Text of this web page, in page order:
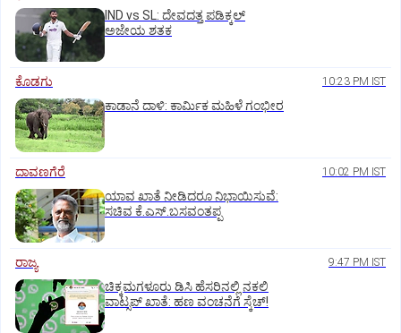
IND vs SL: ದೇವದತ್ತ ಪಡಿಕ್ಕಲ್‌
ಅಜೇಯ ಶತಕ
ಕೊಡಗು 10:23 PM IST
ಕಾಡಾನೆ ದಾಳಿ: ಕಾರ್ಮಿಕ ಮಹಿಳೆ ಗಂಭೀರ
ದಾವಣಗೆರೆ 10:02 PM IST
ಯಾವ ಖಾತೆ ನೀಡಿದರೂ ನಿಭಾಯಿಸುವೆ:
ಸಚಿವ ಕೆ.ಎಸ್.ಬಸವಂತಪ್ಪ
ರಾಜ್ಯ 9:47 PM IST
ಚಿಕ್ಕಮಗಳೂರು ಡಿಸಿ ಹೆಸರಿನಲ್ಲಿ ನಕಲಿ
ವಾಟ್ಸಪ್ ಖಾತೆ: ಹಣ ವಂಚನೆಗೆ ಸ್ಕೆಚ್!